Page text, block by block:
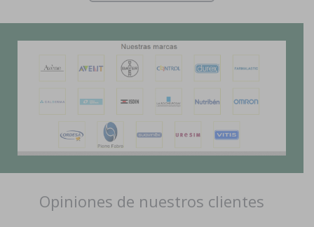
Opiniones de nuestros clientes